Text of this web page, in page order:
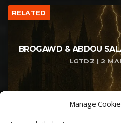
Manage
RELATED
BROGAWD & ABDOU
LGTDZ | 2